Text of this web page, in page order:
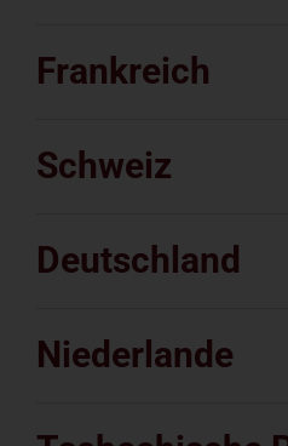
Frankreich
Schweiz
Deutschland
Niederlande